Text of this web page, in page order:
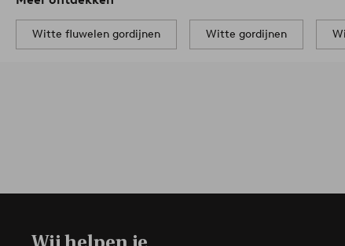
Witte fluwelen gordijnen Witte gordijnen